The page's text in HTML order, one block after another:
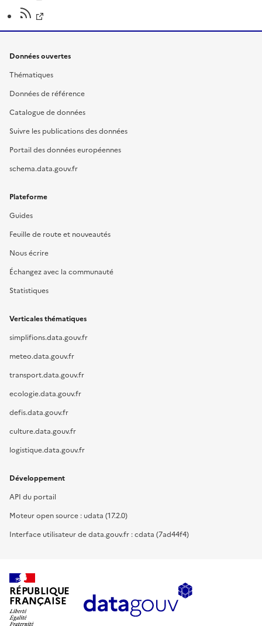
Données ouvertes
Thématiques
Données de référence
Catalogue de données
Suivre les publications des données
Portail des données européennes
schema.data.gouv.fr
Plateforme
Guides
Feuille de route et nouveautés
Nous écrire
Échangez avec la communauté
Statistiques
Verticales thématiques
simplifions.data.gouv.fr
meteo.data.gouv.fr
transport.data.gouv.fr
ecologie.data.gouv.fr
defis.data.gouv.fr
culture.data.gouv.fr
logistique.data.gouv.fr
Développement
API du portail
Moteur open source : udata (17.2.0)
Interface utilisateur de data.gouv.fr : cdata (7ad44f4)
RÉPUBLIQUE
FRANÇAISE